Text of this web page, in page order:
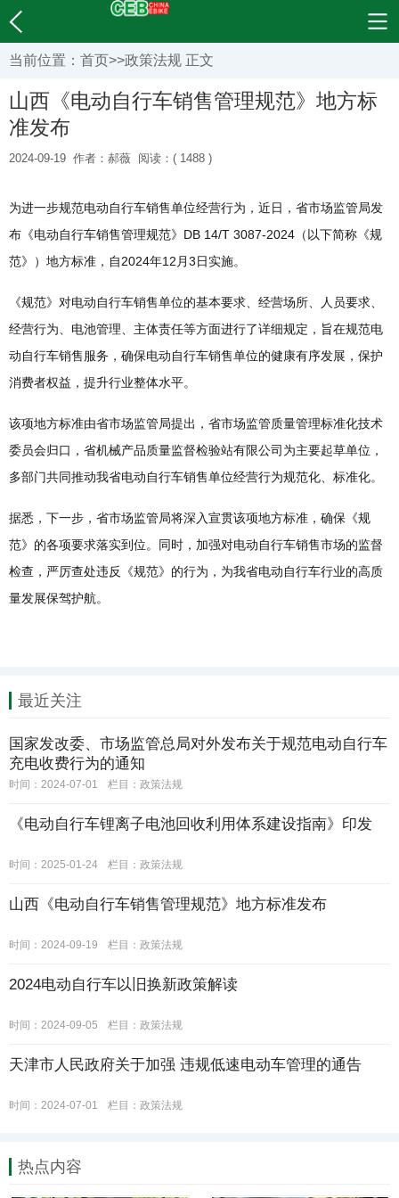
当前位置： 首页>>政策法规 正文
山西《电动自行车销售管理规范》地方标
准发布
2024-09-19 作者：郝薇 阅读：( 1488 )
为进一步规范电动自行车销售单位经营行为，近日，省市场监管局发
布《电动自行车销售管理规范》DB 14/T 3087-2024（以下简称《规
范》）地方标准，自2024年12月3日实施。
《规范》对电动自行车销售单位的基本要求、经营场所、人员要求、
经营行为、电池管理、主体责任等方面进行了详细规定，旨在规范电
动自行车销售服务，确保电动自行车销售单位的健康有序发展，保护
消费者权益，提升行业整体水平。
该项地方标准由省市场监管局提出，省市场监管质量管理标准化技术
委员会归口，省机械产品质量监督检验站有限公司为主要起草单位，
多部门共同推动我省电动自行车销售单位经营行为规范化、标准化。
据悉，下一步，省市场监管局将深入宣贯该项地方标准，确保《规
范》的各项要求落实到位。同时，加强对电动自行车销售市场的监督
检查，严厉查处违反《规范》的行为，为我省电动自行车行业的高质
量发展保驾护航。
最近关注
国家发改委、市场监管总局对外发布关于规范电动自行车
充电收费行为的通知
时间：2024-07-01 栏目： 政策法规
《电动自行车锂离子电池回收利用体系建设指南》印发
时间：2025-01-24 栏目： 政策法规
山西《电动自行车销售管理规范》地方标准发布
时间：2024-09-19 栏目： 政策法规
2024电动自行车以旧换新政策解读
时间：2024-09-05 栏目： 政策法规
天津市人民政府关于加强 违规低速电动车管理的通告
时间：2024-07-01 栏目： 政策法规
热点内容